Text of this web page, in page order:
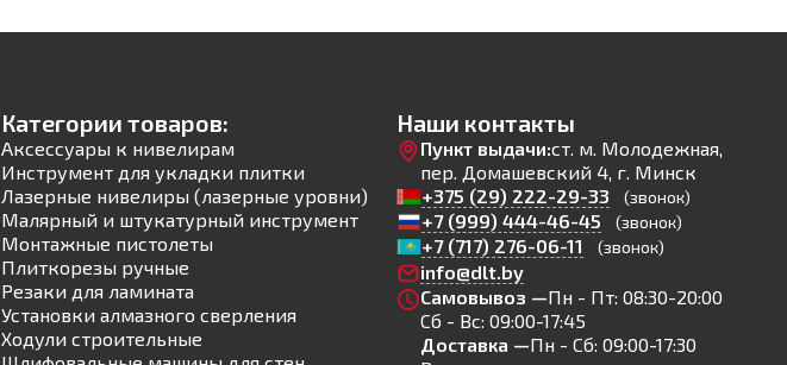
Категории товаров:
Аксессуары к нивелирам
Инструмент для укладки плитки
Лазерные нивелиры (лазерные уровни)
Малярный и штукатурный инструмент
Монтажные пистолеты
Плиткорезы ручные
Резаки для ламината
Установки алмазного сверления
Ходули строительные
Наши контакты
Пункт выдачи:ст. м. Молодежная,
пер. Домашевский 4, г. Минск
+375 (29) 222-29-33
(звонок)
+7 (999) 444-46-45 (звонок)
+7 (717) 276-06-11 (звонок)
info@dlt.by
Самовывоз —Пн - Пт: 08:30-20:00
Сб - Вс: 09:00-17:45
Доставка —Пн - Сб: 09:00-17:30